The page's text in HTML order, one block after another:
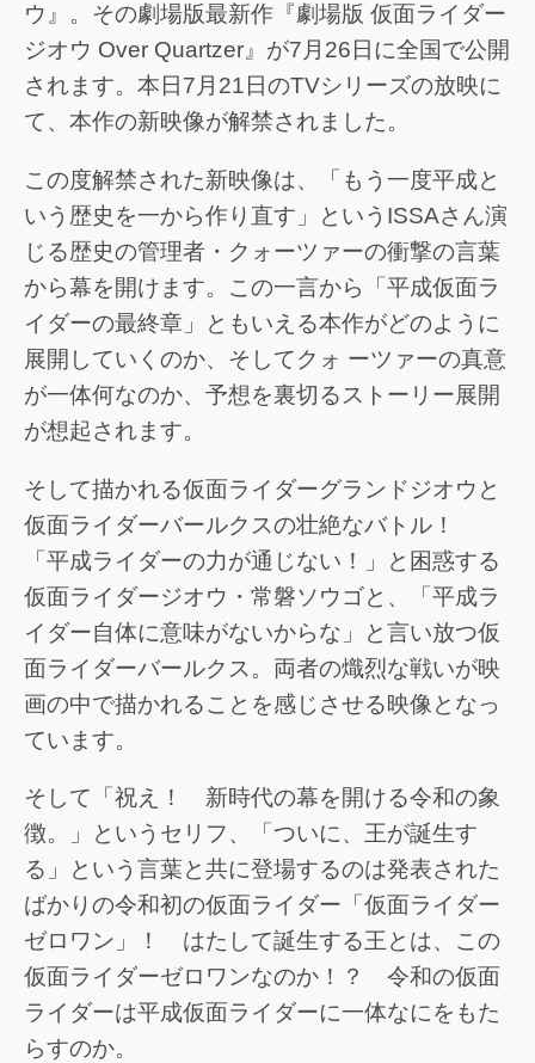
ウ』。その劇場版最新作『劇場版 仮面ライダー
ジオウ Over Quartzer』が7月26日に全国で公開
されます。本日7月21日のTVシリーズの放映に
て、本作の新映像が解禁されました。
この度解禁された新映像は、「もう一度平成と
いう歴史を一から作り直す」というISSAさん演
じる歴史の管理者・クォーツァーの衝撃の言葉
から幕を開けます。この一言から「平成仮面ラ
イダーの最終章」ともいえる本作がどのように
展開していくのか、そしてクォ ーツァーの真意
が一体何なのか、予想を裏切るストーリー展開
が想起されます。
そして描かれる仮面ライダーグランドジオウと
仮面ライダーバールクスの壮絶なバトル！
「平成ライダーの力が通じない！」と困惑する
仮面ライダージオウ・常磐ソウゴと、「平成ラ
イダー自体に意味がないからな」と言い放つ仮
面ライダーバールクス。両者の熾烈な戦いが映
画の中で描かれることを感じさせる映像となっ
ています。
そして「祝え！ 新時代の幕を開ける令和の象
徴。」というセリフ、「ついに、王が誕生す
る」という言葉と共に登場するのは発表された
ばかりの令和初の仮面ライダー「仮面ライダー
ゼロワン」！ はたして誕生する王とは、この
仮面ライダーゼロワンなのか！？ 令和の仮面
ライダーは平成仮面ライダーに一体なにをもた
らすのか。